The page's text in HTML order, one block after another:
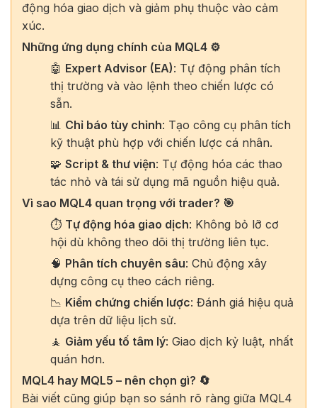
động hóa giao dịch và giảm phụ thuộc vào cảm
xúc.
Những ứng dụng chính của MQL4 ⚙️
🤖 Expert Advisor (EA): Tự động phân tích
thị trường và vào lệnh theo chiến lược có
sẵn.
📊 Chỉ báo tùy chỉnh: Tạo công cụ phân tích
kỹ thuật phù hợp với chiến lược cá nhân.
🧩 Script & thư viện: Tự động hóa các thao
tác nhỏ và tái sử dụng mã nguồn hiệu quả.
Vì sao MQL4 quan trọng với trader? 🎯
⏱️ Tự động hóa giao dịch: Không bỏ lỡ cơ
hội dù không theo dõi thị trường liên tục.
🧠 Phân tích chuyên sâu: Chủ động xây
dựng công cụ theo cách riêng.
📉 Kiểm chứng chiến lược: Đánh giá hiệu quả
dựa trên dữ liệu lịch sử.
🧘 Giảm yếu tố tâm lý: Giao dịch kỷ luật, nhất
quán hơn.
MQL4 hay MQL5 – nên chọn gì? 🔄
Bài viết cũng giúp bạn so sánh rõ ràng giữa MQL4